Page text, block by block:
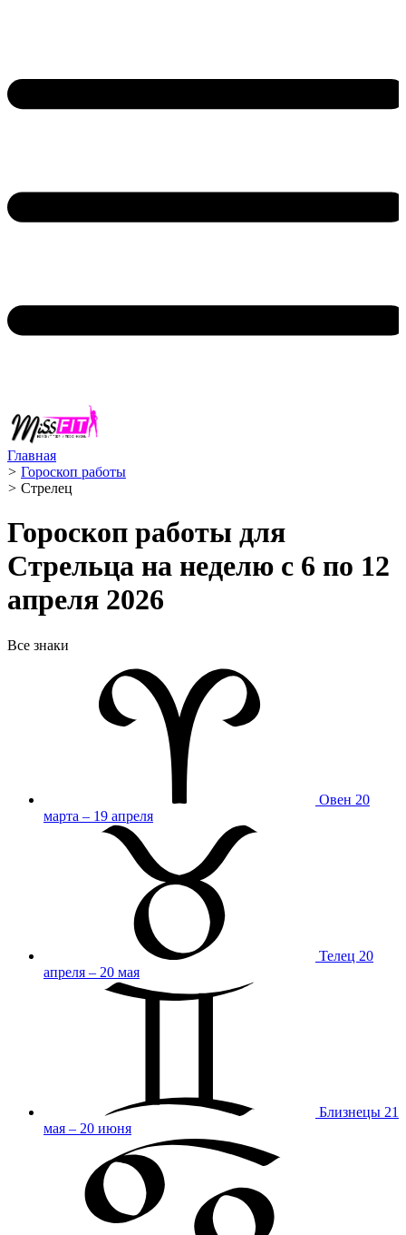
Главная
> Гороскоп работы
> Стрелец ️
Гороскоп работы для
Стрельца на неделю с 6 по 12
апреля 2026
Все знаки
Овен 20
марта – 19 апреля
Телец 20
апреля – 20 мая
Близнецы 21
мая – 20 июня